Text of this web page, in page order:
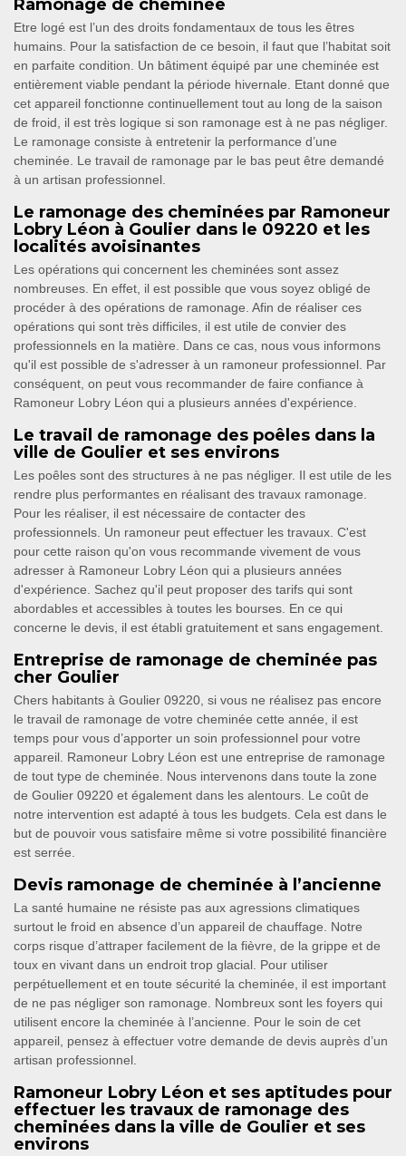
Ramonage de cheminée
Etre logé est l’un des droits fondamentaux de tous les êtres
humains. Pour la satisfaction de ce besoin, il faut que l’habitat soit
en parfaite condition. Un bâtiment équipé par une cheminée est
entièrement viable pendant la période hivernale. Etant donné que
cet appareil fonctionne continuellement tout au long de la saison
de froid, il est très logique si son ramonage est à ne pas négliger.
Le ramonage consiste à entretenir la performance d’une
cheminée. Le travail de ramonage par le bas peut être demandé
à un artisan professionnel.
Le ramonage des cheminées par Ramoneur
Lobry Léon à Goulier dans le 09220 et les
localités avoisinantes
Les opérations qui concernent les cheminées sont assez
nombreuses. En effet, il est possible que vous soyez obligé de
procéder à des opérations de ramonage. Afin de réaliser ces
opérations qui sont très difficiles, il est utile de convier des
professionnels en la matière. Dans ce cas, nous vous informons
qu'il est possible de s'adresser à un ramoneur professionnel. Par
conséquent, on peut vous recommander de faire confiance à
Ramoneur Lobry Léon qui a plusieurs années d'expérience.
Le travail de ramonage des poêles dans la
ville de Goulier et ses environs
Les poêles sont des structures à ne pas négliger. Il est utile de les
rendre plus performantes en réalisant des travaux ramonage.
Pour les réaliser, il est nécessaire de contacter des
professionnels. Un ramoneur peut effectuer les travaux. C'est
pour cette raison qu'on vous recommande vivement de vous
adresser à Ramoneur Lobry Léon qui a plusieurs années
d'expérience. Sachez qu'il peut proposer des tarifs qui sont
abordables et accessibles à toutes les bourses. En ce qui
concerne le devis, il est établi gratuitement et sans engagement.
Entreprise de ramonage de cheminée pas
cher Goulier
Chers habitants à Goulier 09220, si vous ne réalisez pas encore
le travail de ramonage de votre cheminée cette année, il est
temps pour vous d’apporter un soin professionnel pour votre
appareil. Ramoneur Lobry Léon est une entreprise de ramonage
de tout type de cheminée. Nous intervenons dans toute la zone
de Goulier 09220 et également dans les alentours. Le coût de
notre intervention est adapté à tous les budgets. Cela est dans le
but de pouvoir vous satisfaire même si votre possibilité financière
est serrée.
Devis ramonage de cheminée à l’ancienne
La santé humaine ne résiste pas aux agressions climatiques
surtout le froid en absence d’un appareil de chauffage. Notre
corps risque d’attraper facilement de la fièvre, de la grippe et de
toux en vivant dans un endroit trop glacial. Pour utiliser
perpétuellement et en toute sécurité la cheminée, il est important
de ne pas négliger son ramonage. Nombreux sont les foyers qui
utilisent encore la cheminée à l’ancienne. Pour le soin de cet
appareil, pensez à effectuer votre demande de devis auprès d’un
artisan professionnel.
Ramoneur Lobry Léon et ses aptitudes pour
effectuer les travaux de ramonage des
cheminées dans la ville de Goulier et ses
environs